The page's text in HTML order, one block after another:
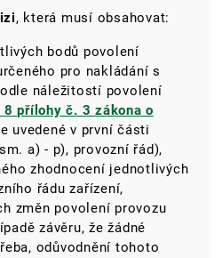
, která musí obsahovat:
bodů povolení
pro nakládání s
náležitostí povolení
8 přílohy č. 3 zákona o
uvedené v první části
a) - p), provozní řád),
zhodnocení jednotlivých
řádu zařízení,
změn povolení provozu
závěru, že žádné
odůvodnění tohoto